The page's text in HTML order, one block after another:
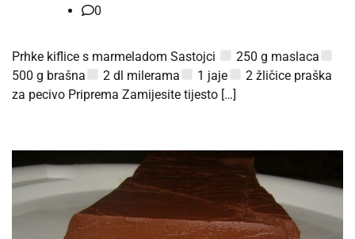
0
Prhke kiflice s marmeladom Sastojci
250 g maslaca
500 g brašna
2 dl milerama 1 jaje
2 žličice praška
za pecivo Priprema Zamijesite tijesto […]